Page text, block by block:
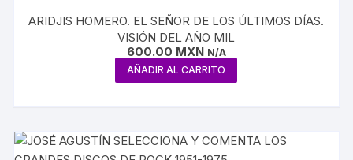
ARIDJIS HOMERO. EL SEÑOR DE LOS ÚLTIMOS DÍAS.
VISIÓN DEL AÑO MIL
600.00 MXN N/A
AÑADIR AL CARRITO